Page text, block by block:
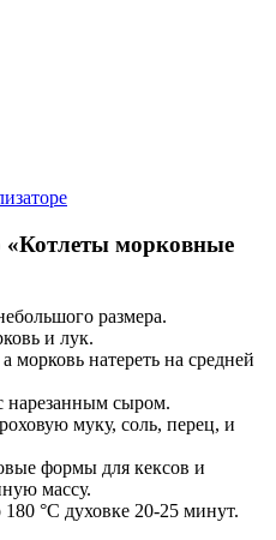
«Котлеты морковные
размера.
и лук.
морковь натереть на средней
нарезанным сыром.
муку, соль, перец, и
формы для кексов и
массу.
180 °С духовке 20-25 минут.